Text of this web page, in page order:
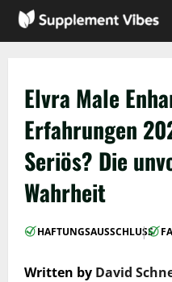
Zum
Inhalt
Elvra Male
Erfahrungen
Seriös? Die
Wahrheit
HAFTUNGSAUSSCHLUSS
|
Written by David